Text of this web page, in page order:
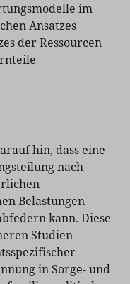
im
Ansatzes
der Ressourcen
hin, dass eine
nach
Belastungen
kann. Diese
Studien
in Sorge- und